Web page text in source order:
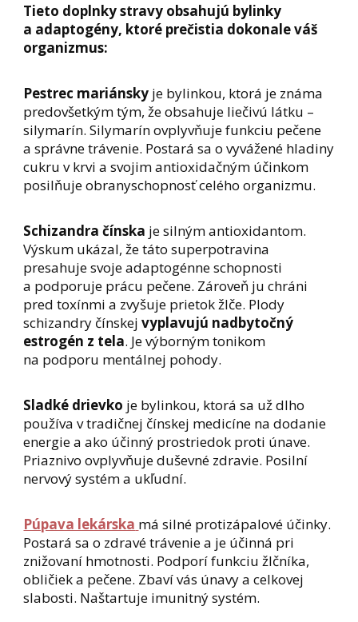
Tieto doplnky stravy obsahujú bylinky
a adaptogény, ktoré prečistia dokonale váš
organizmus:
Pestrec mariánsky je bylinkou, ktorá je známa
predovšetkým tým, že obsahuje liečivú látku –
silymarín. Silymarín ovplyvňuje funkciu pečene
a správne trávenie. Postará sa o vyvážené hladiny
cukru v krvi a svojim antioxidačným účinkom
posilňuje obranyschopnosť celého organizmu.
Schizandra čínska je silným antioxidantom.
Výskum ukázal, že táto superpotravina
presahuje svoje adaptogénne schopnosti
a podporuje prácu pečene. Zároveň ju chráni
pred toxínmi a zvyšuje prietok žlče. Plody
schizandry čínskejvyplavujú nadbytočný
estrogén z tela. Je výborným tonikom
na podporu mentálnej pohody.
Sladké drievko je bylinkou, ktorá sa už dlho
používa v tradičnej čínskej medicíne na dodanie
energie a ako účinný prostriedok proti únave.
Priaznivo ovplyvňuje duševné zdravie. Posilní
nervový systém a ukľudní.
Púpava lekárska má silné protizápalové účinky.
Postará sa o zdravé trávenie a je účinná pri
znižovaní hmotnosti. Podporí funkciu žlčníka,
obličiek a pečene. Zbaví vás únavy a celkovej
slabosti. Naštartuje imunitný systém.